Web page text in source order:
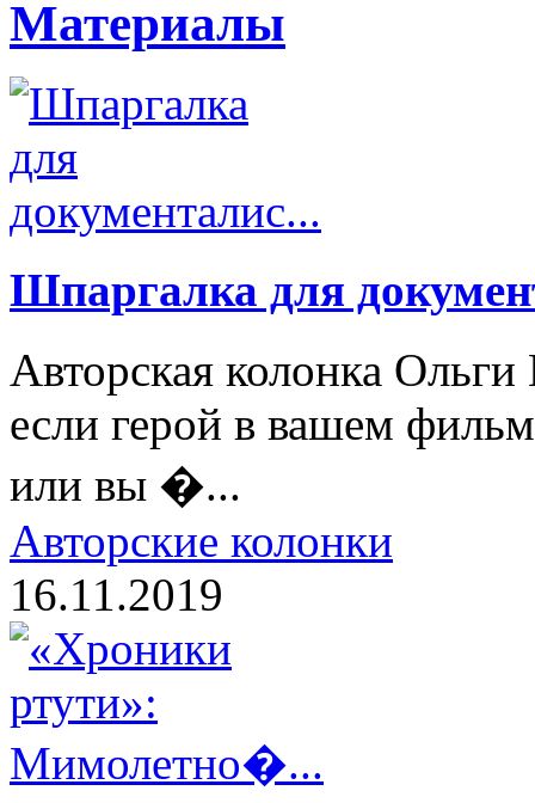
Материалы
Шпаргалка для
Авторская колонка
если герой в вашем
или вы �...
Авторские колонки
16.11.2019